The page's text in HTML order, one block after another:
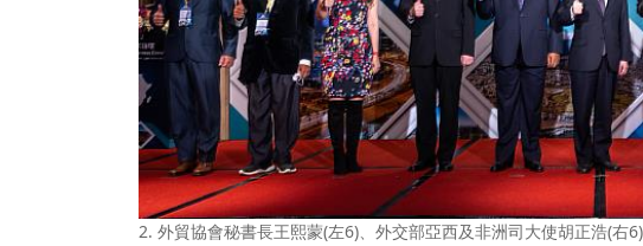
2. 外貿協會秘書長王熙蒙(左6)、外交部亞西及非洲司大使胡正浩(